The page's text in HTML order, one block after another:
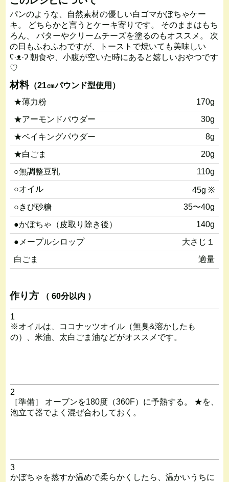
パンのような、自然素材の優しい白ゴマかぼちゃケー
キ。 どちらかと言うとケーキ寄りです。 そのままはもち
ろん、 バターやクリームチーズを塗るのもオススメ。 次
の日もふわふわですが、トーストで焼いても美味しい
ʕ·ᴥ·ʔ 朝食や、小腹が空いた時にあると嬉しいおやつです
♡
材料（21㎝パウンド型使用）
★薄力粉
170g
★アーモンドパウダー
30g
★ベイキングパウダー
8g
★白ごま
20g
○無調整豆乳
110g
○オイル
45g ※
○きび砂糖
35〜40g
●かぼちゃ（皮取り除き後）
140g
●メープルシロップ
大さじ１
白ごま
適量
作り方 （ 60分以内 ）
1
※オイルは、ココナッツオイル（無臭&溶かしたも
の）、米油、太白ごま油などがオススメです。
2
［準備］ オーブンを180度（360F）に予熱する。 ★を、
泡立て器でよく混ぜ合わしておく。
3
かぼちゃを蒸すか温めで柔らかくしたら、温かいうちに